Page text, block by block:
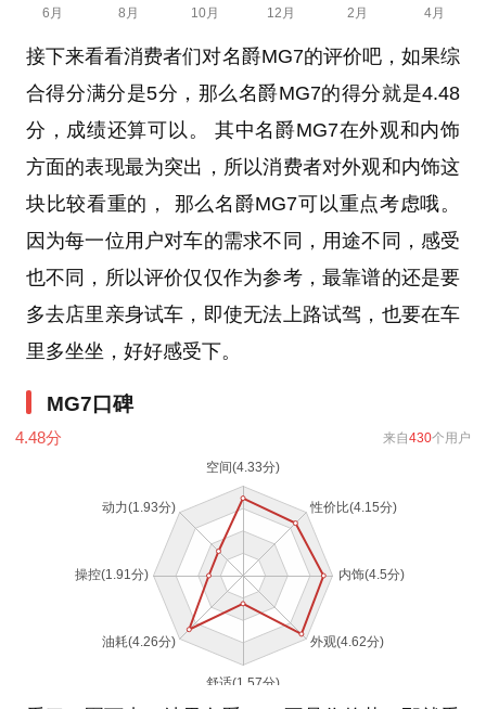
接下来看看消费者们对名爵MG7的评价吧，如果综
合得分满分是5分，那么名爵MG7的得分就是4.48
分，成绩还算可以。 其中名爵MG7在外观和内饰
方面的表现最为突出，所以消费者对外观和内饰这
块比较看重的， 那么名爵MG7可以重点考虑哦。
因为每一位用户对车的需求不同，用途不同，感受
也不同，所以评价仅仅作为参考，最靠谱的还是要
多去店里亲身试车，即使无法上路试驾，也要在车
里多坐坐，好好感受下。
MG7口碑
4.48分 来自430个用户